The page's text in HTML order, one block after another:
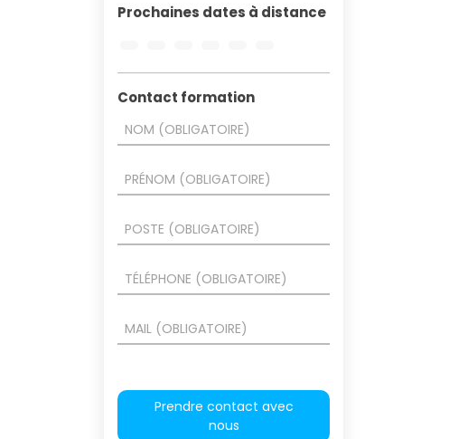
Prochaines dates à distance
Contact formation
Prendre contact avec
nous